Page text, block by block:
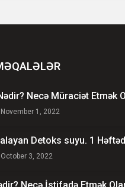
Necə Müraciət Etmək
November 1, 2022
Detoks suyu. 1
October 3, 2022